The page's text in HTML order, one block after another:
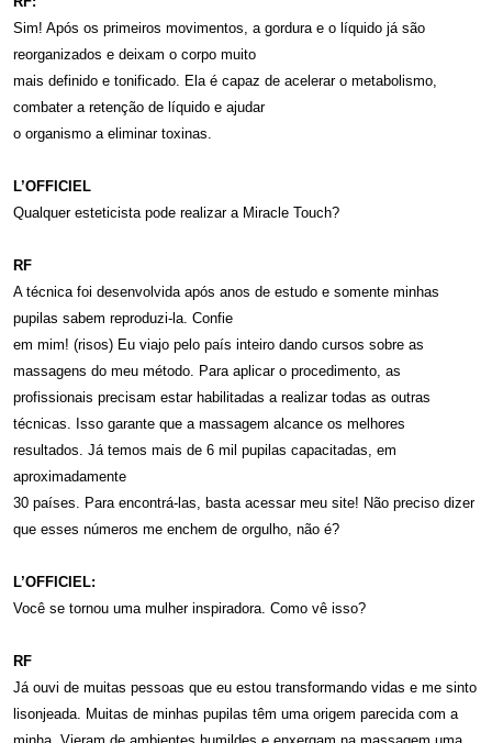
Sim! Após os primeiros movimentos, a gordura e o líquido já são
reorganizados e deixam o corpo muito
mais definido e tonificado. Ela é capaz de acelerar o metabolismo,
combater a retenção de líquido e ajudar
o organismo a eliminar toxinas.
L’OFFICIEL
Qualquer esteticista pode realizar a Miracle Touch?
RF
A técnica foi desenvolvida após anos de estudo e somente minhas
pupilas sabem reproduzi-la. Confie
em mim! (risos) Eu viajo pelo país inteiro dando cursos sobre as
massagens do meu método. Para aplicar o procedimento, as
profissionais precisam estar habilitadas a realizar todas as outras
técnicas. Isso garante que a massagem alcance os melhores
resultados. Já temos mais de 6 mil pupilas capacitadas, em
aproximadamente
30 países. Para encontrá-las, basta acessar meu site! Não preciso dizer
que esses números me enchem de orgulho, não é?
L’OFFICIEL:
Você se tornou uma mulher inspiradora. Como vê isso?
RF
Já ouvi de muitas pessoas que eu estou transformando vidas e me sinto
lisonjeada. Muitas de minhas pupilas têm uma origem parecida com a